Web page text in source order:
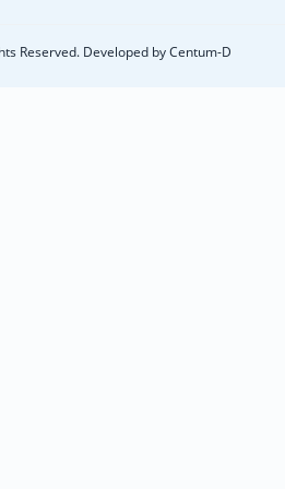
Reserved. Developed byCentum-D